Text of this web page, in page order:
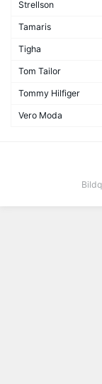
Strellson
Tamaris
Tigha
Tom Tailor
Tommy Hilfiger
Vero Moda